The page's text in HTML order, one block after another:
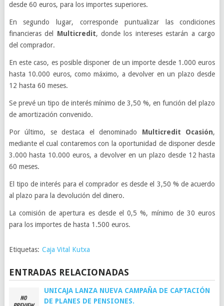
desde 60 euros, para los importes superiores.
En segundo lugar, corresponde puntualizar las condiciones
financieras del Multicredit, donde los intereses estarán a cargo
del comprador.
En este caso, es posible disponer de un importe desde 1.000 euros
hasta 10.000 euros, como máximo, a devolver en un plazo desde
12 hasta 60 meses.
Se prevé un tipo de interés mínimo de 3,50 %, en función del plazo
de amortización convenido.
Por último, se destaca el denominado Multicredit Ocasión,
mediante el cual contaremos con la oportunidad de disponer desde
3.000 hasta 10.000 euros, a devolver en un plazo desde 12 hasta
60 meses.
El tipo de interés para el comprador es desde el 3,50 % de acuerdo
al plazo para la devolución del dinero.
La comisión de apertura es desde el 0,5 %, mínimo de 30 euros
para los importes de hasta 1.500 euros.
Etiquetas: Caja Vital Kutxa
ENTRADAS RELACIONADAS
UNICAJA LANZA NUEVA CAMPAÑA DE CAPTACIÓN
DE PLANES DE PENSIONES.